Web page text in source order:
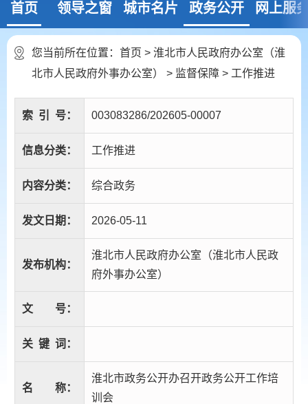
首页 领导之窗 城市名片 政务公开 网上服
您当前所在位置： 首页 > 淮北市人民政府办公室（淮
北市人民政府外事办公室）
> 监督保障 > 工作推进
索 引 号： 003083286/202605-00007
信息分类： 工作推进
内容分类： 综合政务
发文日期： 2026-05-11
发布机构：
淮北市人民政府办公室（淮北市人民政
府外事办公室）
文 号：
关 键 词：
名 称：
淮北市政务公开办召开政务公开工作培
训会